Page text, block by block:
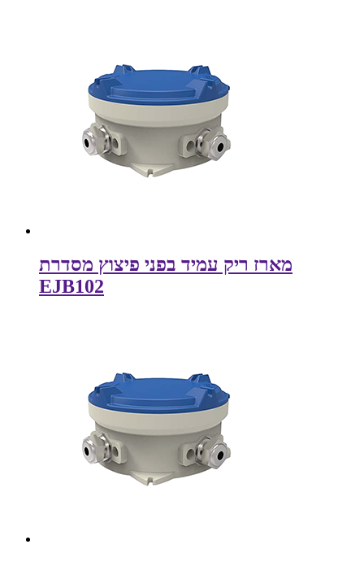
מארז ריק עמיד בפני פיצוץ מסדרת
EJB102